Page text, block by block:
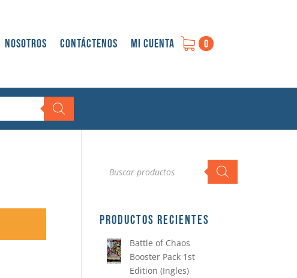
Nosotros Contáctenos Mi cuenta 0
productos
PRODUCTOS RECIENTES
Battle of Chaos
Booster Pack 1st
Edition (Ingles)